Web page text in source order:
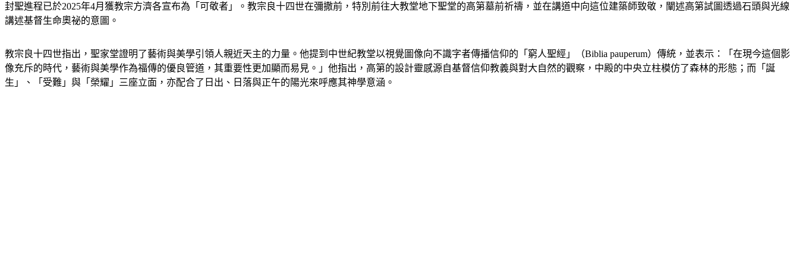
封聖進程已於2025年4月獲教宗方濟各宣布為「可敬者」。教宗良十四世在彌撒前，特別前往大教堂地下聖堂的高第墓前祈禱，並在講道中向這位建築師致敬，闡述高第試圖透過石頭與光線
講述基督生命奧祕的意圖。
教宗良十四世指出，聖家堂證明了藝術與美學引領人親近天主的力量。他提到中世紀教堂以視覺圖像向不識字者傳播信仰的「窮人聖經」（Biblia pauperum）傳統，並表示：「在現今這個影
像充斥的時代，藝術與美學作為福傳的優良管道，其重要性更加顯而易見。」他指出，高第的設計靈感源自基督信仰教義與對大自然的觀察，中殿的中央立柱模仿了森林的形態；而「誕
生」、「受難」與「榮耀」三座立面，亦配合了日出、日落與正午的陽光來呼應其神學意涵。